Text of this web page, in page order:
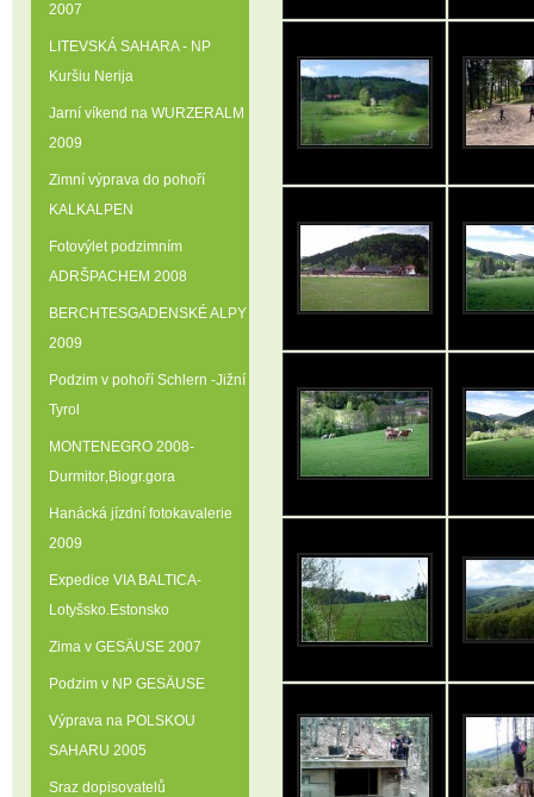
2007
LITEVSKÁ SAHARA - NP
Kuršiu Nerija
Jarní víkend na WURZERALM
2009
Zimní výprava do pohoří
KALKALPEN
Fotovýlet podzimním
ADRŠPACHEM 2008
BERCHTESGADENSKÉ ALPY
2009
Podzim v pohoří Schlern -Jižní
Tyrol
MONTENEGRO 2008-
Durmitor‚Biogr.gora
Hanácká jízdní fotokavalerie
2009
Expedice VIA BALTICA-
Lotyšsko.Estonsko
Zima v GESÄUSE 2007
Podzim v NP GESÄUSE
Výprava na POLSKOU
SAHARU 2005
Sraz dopisovatelů